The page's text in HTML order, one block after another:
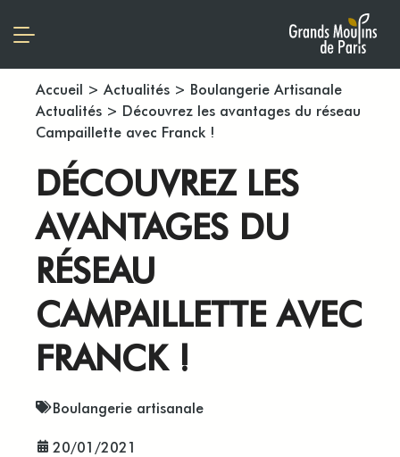
Accueil > Actualités > Boulangerie Artisanale
Actualités > Découvrez les avantages du réseau
Campaillette avec Franck !
DÉCOUVREZ LES
AVANTAGES DU
RÉSEAU
CAMPAILLETTE AVEC
FRANCK !
Boulangerie artisanale
20/01/2021